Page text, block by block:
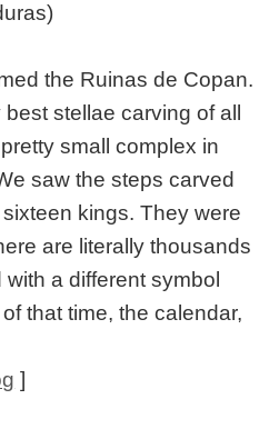
the Ruinas de Copan.
stellae carving of all
small complex in
saw the steps carved
kings. They were
are literally thousands
a different symbol
that time, the calendar,
]